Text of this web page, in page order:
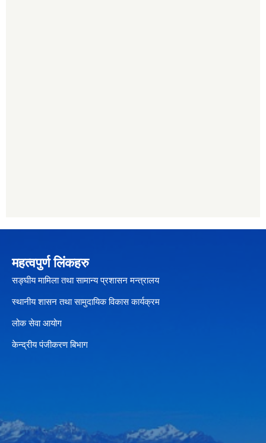
महत्वपुर्ण लिंकहरु
सङ्घीय मामिला तथा सामान्य प्रशासन मन्त्रालय
स्थानीय शासन तथा सामुदायिक विकास कार्यक्रम
लोक सेवा आयोग
केन्द्रीय पंजीकरण बिभाग